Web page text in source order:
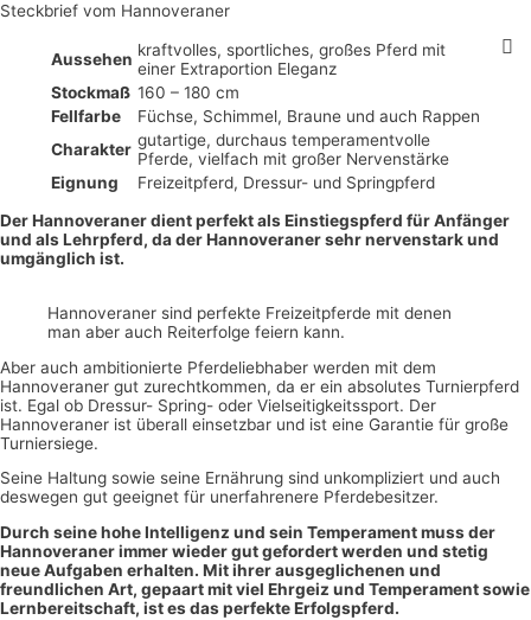
Steckbrief vom Hannoveraner
Aussehen kraftvolles, sportliches, großes Pferd mit
einer Extraportion Eleganz
Stockmaß 160 – 180 cm
Fellfarbe
Füchse, Schimmel, Braune und auch Rappen
Charakter gutartige, durchaus temperamentvolle
Pferde, vielfach mit großer Nervenstärke
Eignung
Freizeitpferd, Dressur- und Springpferd
Der Hannoveraner dient perfekt als Einstiegspferd für Anfänger
und als Lehrpferd, da der Hannoveraner sehr nervenstark und
umgänglich ist.
Hannoveraner sind perfekte Freizeitpferde mit denen
man aber auch Reiterfolge feiern kann.
Aber auch ambitionierte Pferdeliebhaber werden mit dem
Hannoveraner gut zurechtkommen, da er ein absolutes Turnierpferd
ist. Egal ob Dressur- Spring- oder Vielseitigkeitssport. Der
Hannoveraner ist überall einsetzbar und ist eine Garantie für große
Turniersiege.
Seine Haltung sowie seine Ernährung sind unkompliziert und auch
deswegen gut geeignet für unerfahrenere Pferdebesitzer.
Durch seine hohe Intelligenz und sein Temperament muss der
Hannoveraner immer wieder gut gefordert werden und stetig
neue Aufgaben erhalten. Mit ihrer ausgeglichenen und
freundlichen Art, gepaart mit viel Ehrgeiz und Temperament sowie
Lernbereitschaft, ist es das perfekte Erfolgspferd.